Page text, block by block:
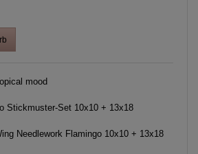
mood
Stickmuster-Set 10x10 + 13x18
Needlework Flamingo 10x10 + 13x18